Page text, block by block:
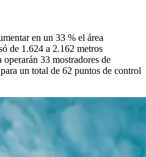
en un 33 % el área
de 1.624 a 2.162 metros
operarán 33 mostradores de
un total de 62 puntos de control